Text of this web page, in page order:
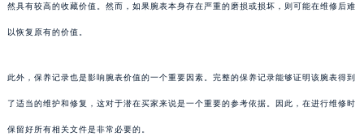
然具有较高的收藏价值。然而，如果腕表本身存在严重的磨损或损坏，则可能在维修后难
以恢复原有的价值。
此外，保养记录也是影响腕表价值的一个重要因素。完整的保养记录能够证明该腕表得到
了适当的维护和修复，这对于潜在买家来说是一个重要的参考依据。因此，在进行维修时
保留好所有相关文件是非常必要的。